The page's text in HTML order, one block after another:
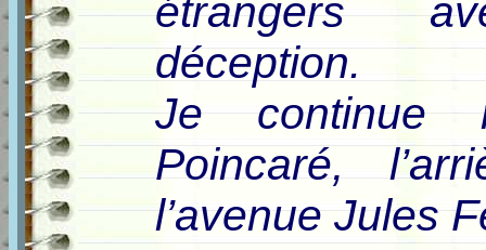
étrangers
déception.
Je continue
Poincaré,
l’avenue Jules